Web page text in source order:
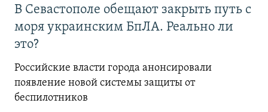
В Севастополе обещают закрыть путь с
моря украинским БпЛА. Реально ли
это?
Российские власти города анонсировали
появление новой системы защиты от
беспилотников